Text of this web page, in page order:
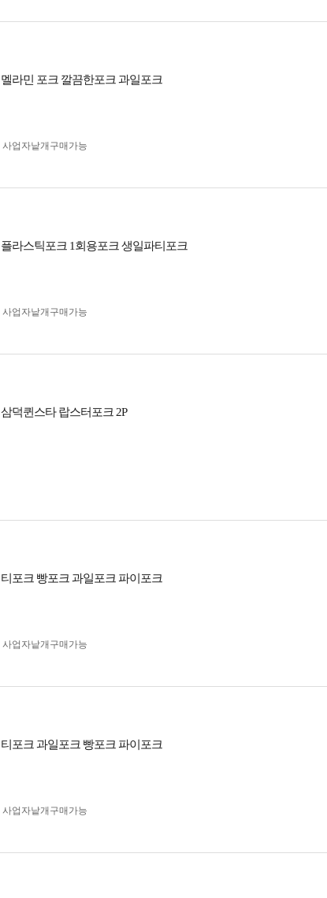
멜라민 포크 깔끔한포크 과일포크
사업자 낱개구매가능
플라스틱포크 1회용포크 생일파티포크
사업자 낱개구매가능
삼덕퀸스타 랍스터포크 2P
티포크 빵포크 과일포크 파이포크
사업자 낱개구매가능
티포크 과일포크 빵포크 파이포크
사업자 낱개구매가능